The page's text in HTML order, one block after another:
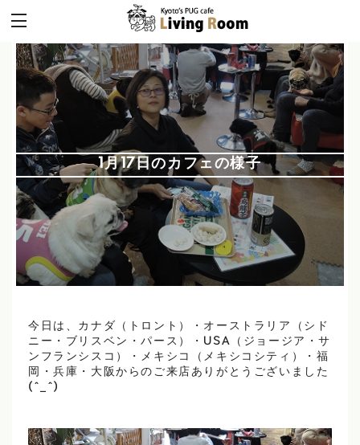
1月17日のカフェの様子
今日は、カナダ（トロント）・オーストラリア（シド
ニー・ブリスベン・パース）・USA（ジョージア・サ
ンフランシスコ）・メキシコ（メキシコシティ）・福
岡・兵庫・大阪からのご来店ありがとうございました
(^_^)